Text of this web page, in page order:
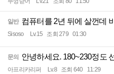
일반 컴퓨터를 2년 뒤에 살껀데
Sisoso Lv.15 조회 279 01:30
문의 안녕하세요. 180~230정도
아프리카리퍼 Lv.8 조회 640 11:29